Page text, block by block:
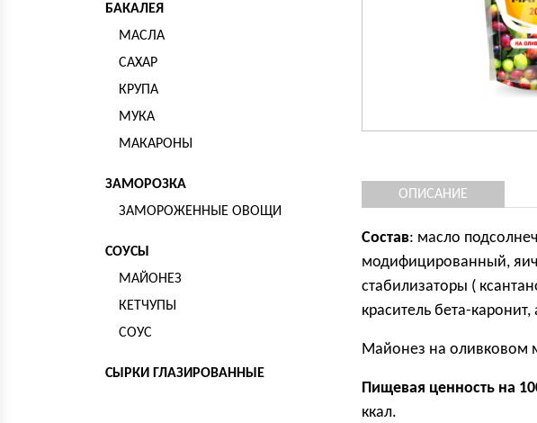
БАКАЛЕЯ
МАСЛА
САХАР
КРУПА
МУКА
МАКАРОНЫ
ЗАМОРОЗКА
ЗАМОРОЖЕННЫЕ ОВОЩИ
СОУСЫ
МАЙОНЕЗ
КЕТЧУПЫ
СОУС
СЫРКИ ГЛАЗИРОВАННЫЕ
ОПИСАНИЕ
Состав: масло
модифицированный,
стабилизаторы (
краситель бета-
Майонез на оливковом
Пищевая ценность на
ккал.